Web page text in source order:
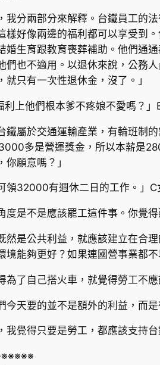
我分兩部分來解釋。台鐵員工的
樣好像兩邊的福利都可以享受到
婚生育跟教育喪葬補助。他們通
們也不適用。以退休來說，公務
就只有一次性退休金，沒了。」
利上他們根本爹不疼娘不愛嗎？」
鐵屬於交通運輸產業，有輪班制
多是營運獎金，所以本薪是
你願意嗎？」
領32000有週休二日的工作。」C
度是不是應該罷工這件事。你覺
然是公共利益，就應該建立在合
境能夠更好？如果連國營事業都
為了自己搭火車，就覺得勞工不
今天要的並不是額外的利益，而
我覺得只要是勞工，都應該支持台